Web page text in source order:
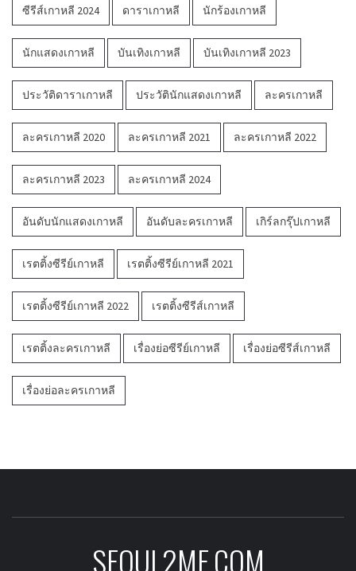
ซีรีส์เกาหลี 2024 ดาราเกาหลี นักร้องเกาหลี
นักแสดงเกาหลี บันเทิงเกาหลี บันเทิงเกาหลี 2023
ประวัติดาราเกาหลี ประวัตินักแสดงเกาหลี ละครเกาหลี
ละครเกาหลี 2020 ละครเกาหลี 2021 ละครเกาหลี 2022
ละครเกาหลี 2023 ละครเกาหลี 2024
อันดับนักแสดงเกาหลี อันดับละครเกาหลี เกิร์ลกรุ๊ปเกาหลี
เรตติ้งซีรีย์เกาหลี เรตติ้งซีรีย์เกาหลี 2021
เรตติ้งซีรีย์เกาหลี 2022 เรตติ้งซีรีส์เกาหลี
เรตติ้งละครเกาหลี เรื่องย่อซีรีย์เกาหลี เรื่องย่อซีรีส์เกาหลี
เรื่องย่อละครเกาหลี
SEOUL2ME.COM